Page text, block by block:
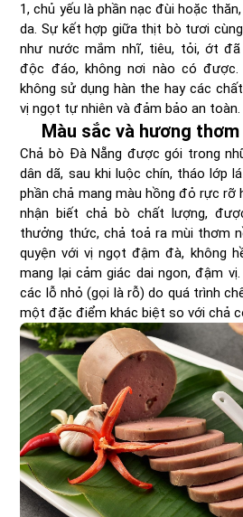
1, chủ yếu là phần nạc đùi hoặc
da. Sự kết hợp giữa thịt bò tươi
như nước mắm nhĩ, tiêu, tỏi, ớt
độc đáo, không nơi nào có
không sử dụng hàn the hay các
vị ngọt tự nhiên và đảm bảo an toàn.
Màu sắc và hương
Chả bò Đà Nẵng được gói trong
dân dã, sau khi luộc chín, tháo lớp
phần chả mang màu hồng đỏ rực rỡ
nhận biết chả bò chất lượng,
thưởng thức, chả toả ra mùi thơm
quyện với vị ngọt đậm đà, không
mang lại cảm giác dai ngon, đậm
các lỗ nhỏ (gọi là rỗ) do quá trình
một đặc điểm khác biệt so với chả